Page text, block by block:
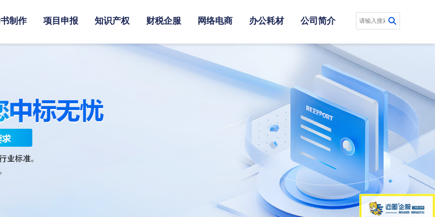
制作 项目申报 知识产权 财税企服 网络电商 办公耗材 公司简介